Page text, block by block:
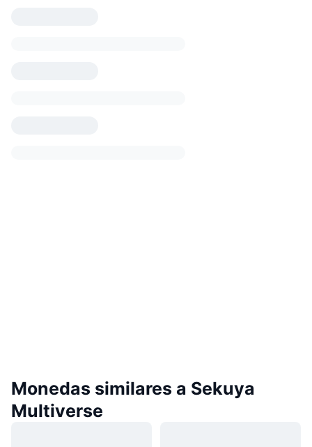
Monedas similares a Sekuya
Multiverse